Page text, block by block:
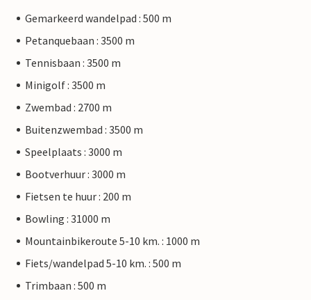
Gemarkeerd wandelpad : 500 m
Petanquebaan : 3500 m
Tennisbaan : 3500 m
Minigolf : 3500 m
Zwembad : 2700 m
Buitenzwembad : 3500 m
Speelplaats : 3000 m
Bootverhuur : 3000 m
Fietsen te huur : 200 m
Bowling : 31000 m
Mountainbikeroute 5-10 km. : 1000 m
Fiets/wandelpad 5-10 km. : 500 m
Trimbaan : 500 m